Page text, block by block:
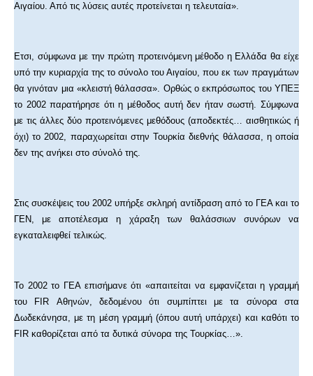
Αιγαίου. Από τις λύσεις αυτές προτείνεται η τελευταία».
Ετσι, σύμφωνα με την πρώτη προτεινόμενη μέθοδο η Ελλάδα θα είχε
υπό την κυριαρχία της το σύνολο του Αιγαίου, που εκ των πραγμάτων
θα γινόταν μια «κλειστή θάλασσα». Ορθώς ο εκπρόσωπος του ΥΠΕΞ
το 2002 παρατήρησε ότι η μέθοδος αυτή δεν ήταν σωστή. Σύμφωνα
με τις άλλες δύο προτεινόμενες μεθόδους (αποδεκτές… αισθητικώς ή
όχι) το 2002, παραχωρείται στην Τουρκία διεθνής θάλασσα, η οποία
δεν της ανήκει στο σύνολό της.
Στις συσκέψεις του 2002 υπήρξε σκληρή αντίδραση από το ΓΕΑ και το
ΓΕΝ, με αποτέλεσμα η χάραξη των θαλάσσιων συνόρων να
εγκαταλειφθεί τελικώς.
Το 2002 το ΓΕΑ επισήμανε ότι «απαιτείται να εμφανίζεται η γραμμή
του FIR Αθηνών, δεδομένου ότι συμπίπτει με τα σύνορα στα
Δωδεκάνησα, με τη μέση γραμμή (όπου αυτή υπάρχει) και καθότι το
FIR καθορίζεται από τα δυτικά σύνορα της Τουρκίας…».